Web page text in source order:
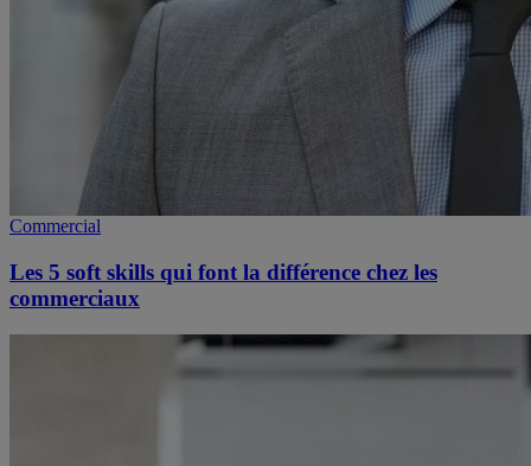
Commercial
Les 5 soft skills qui font la différence chez les
commerciaux